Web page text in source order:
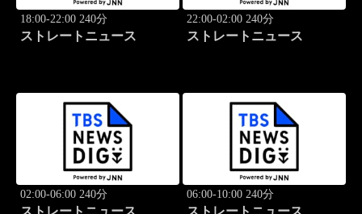
18:00-22:00 240分
ストレートニュース
22:00-02:00 240分
ストレートニュース
02:00-06:00 240分
ストレートニュース
06:00-10:00 240分
ストレートニュース